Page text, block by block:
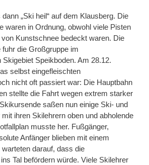
„Ski heil“ auf dem Klausberg. Die
waren in Ordnung, obwohl viele Pisten
Kunstschnee bedeckt waren. Die
fuhr die Großgruppe im
Speikboden. Am 28.12.
selbst eingefleischten
nicht oft passiert war: Die Hauptbahn
stellte die Fahrt wegen extrem starker
saßen nun einige Ski- und
ihren Skilehrern oben und abholende
musste her. Fußgänger,
Anfänger blieben mit einem
darauf, dass die
Tal befördern würde. Viele Skilehrer